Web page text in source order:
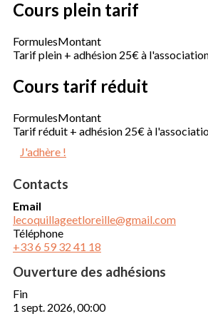
Cours plein tarif
FormulesMontant
Tarif plein + adhésion 25€ à
Cours tarif réduit
FormulesMontant
Tarif réduit + adhésion 25€ à
J'adhère !
Contacts
Email
lecoquillageetloreille@gmail.com
Téléphone
+33 6 59 32 41 18
Ouverture des adhésions
Fin
1 sept. 2026, 00:00